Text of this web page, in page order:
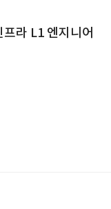
라 L1 엔지니어